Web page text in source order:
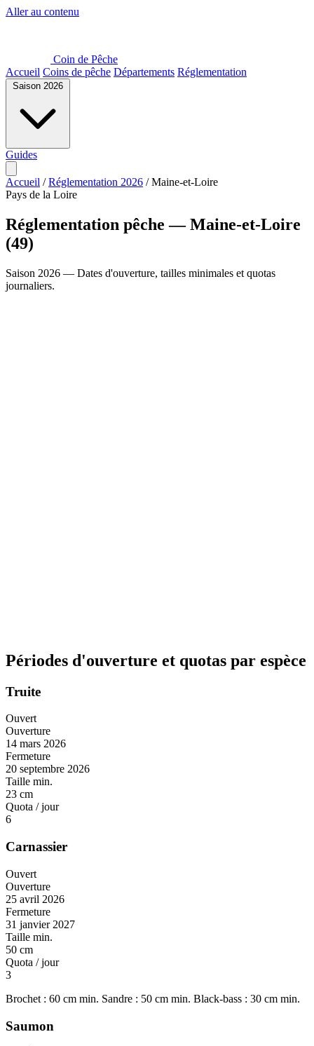
Aller au contenu
Coin de Pêche
Accueil Coins de pêche Départements Réglementation
Saison 2026
Guides
Accueil / Réglementation 2026 / Maine-et-Loire
Pays de la Loire
Réglementation pêche — Maine-et-Loire
(49)
Saison 2026 — Dates d'ouverture, tailles minimales et quotas
journaliers.
Périodes d'ouverture et quotas par espèce
Truite
Ouvert
Ouverture
14 mars 2026
Fermeture
20 septembre 2026
Taille min.
23 cm
Quota / jour
6
Carnassier
Ouvert
Ouverture
25 avril 2026
Fermeture
31 janvier 2027
Taille min.
50 cm
Quota / jour
3
Brochet : 60 cm min. Sandre : 50 cm min. Black-bass : 30 cm min.
Saumon